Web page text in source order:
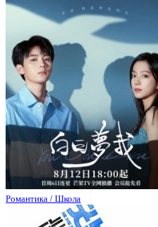
Романтика / Школа